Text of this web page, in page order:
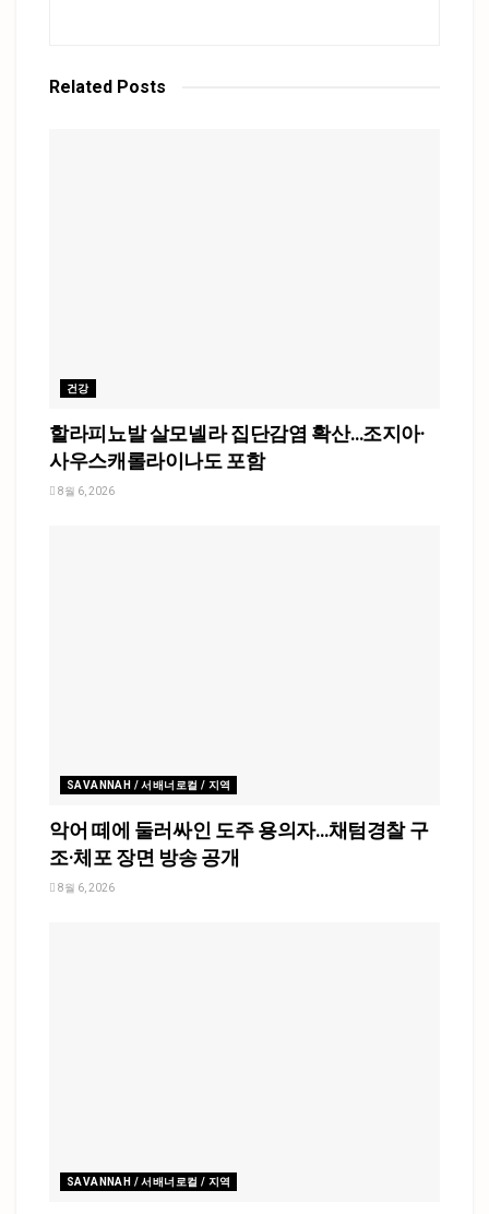
Related Posts
건강
할라피뇨발 살모넬라 집단감염 확산…조지아·
사우스캐롤라이나도 포함
8월 6, 2026
SAVANNAH / 서배너로컬 / 지역
악어 떼에 둘러싸인 도주 용의자…채텀경찰 구
조·체포 장면 방송 공개
8월 6, 2026
SAVANNAH / 서배너로컬 / 지역